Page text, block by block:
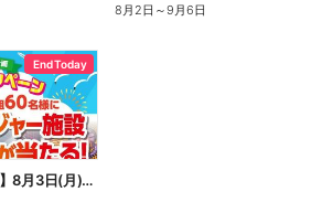
8月2日 ～9月6日
End Today
【LINE友だち特別企画】8月3日(月)~8月9日(日)夏まつりキャンペーン